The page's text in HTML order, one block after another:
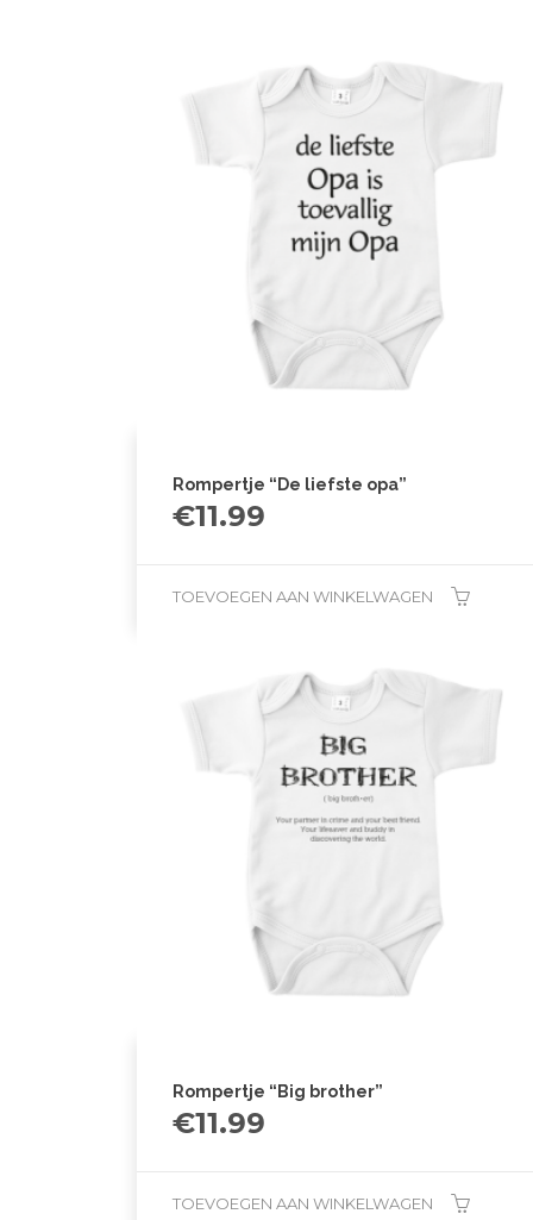
Rompertje “De liefste opa”
€11.99
TOEVOEGEN AAN WINKELWAGEN
Rompertje “Big brother”
€11.99
TOEVOEGEN AAN WINKELWAGEN